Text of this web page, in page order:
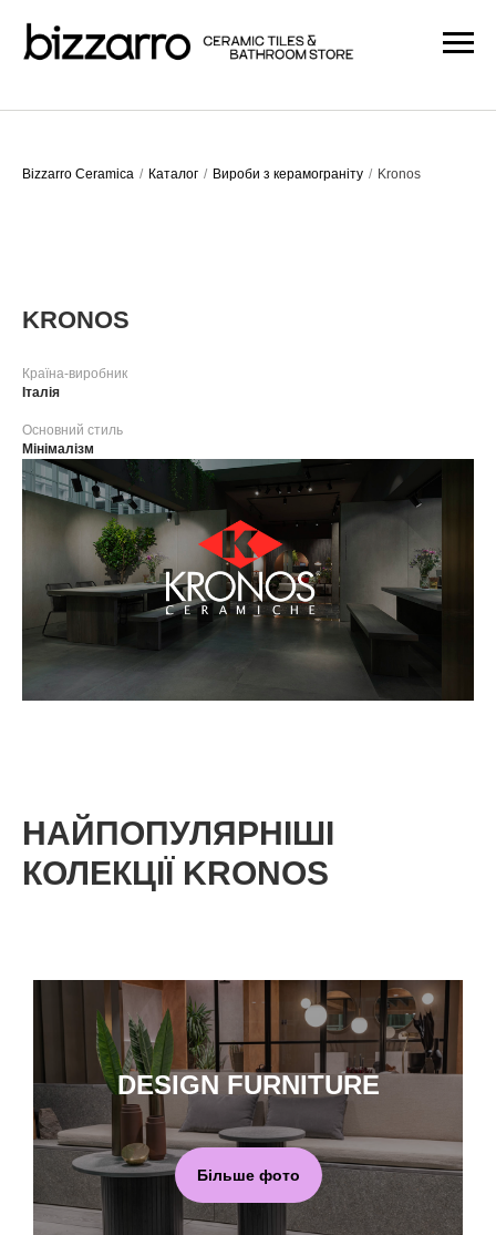
Bizzarro Ceramica / Каталог / Вироби з керамограніту / Kronos
KRONOS
Країна-виробник
Італія
Основний стиль
Мінімалізм
НАЙПОПУЛЯРНІШІ
КОЛЕКЦІЇ KRONOS
DESIGN FURNITURE
Більше фото